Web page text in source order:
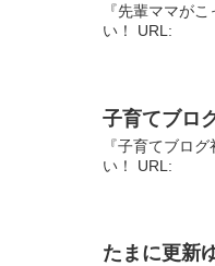
『先輩ママが
い！ URL:
子育てブロ
『子育てブロ
い！ URL:
たまに更新